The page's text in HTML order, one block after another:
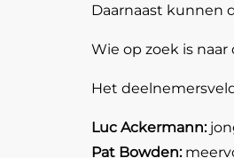
Daarnaast kunnen
Wie op zoek is
Het
Luc Ackermann:
Pat Bowden: